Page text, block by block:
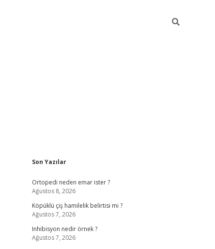
Sidebar
Son Yazılar
Ortopedi neden emar ister ?
Ağustos 8, 2026
Köpüklü çiş hamilelik belirtisi mi ?
Ağustos 7, 2026
Inhibisyon nedir örnek ?
Ağustos 7, 2026